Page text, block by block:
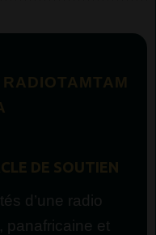
DE SOUTIEN
d’une radio
panafricaine et